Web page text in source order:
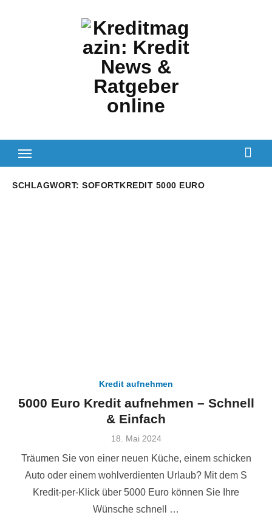
SCHLAGWORT: SOFORTKREDIT 5000 EURO
Kredit aufnehmen
5000 Euro Kredit aufnehmen – Schnell
& Einfach
Veröffentlicht
18. Mai 2024
Träumen Sie von einer neuen Küche, einem schicken
Auto oder einem wohlverdienten Urlaub? Mit dem S
Kredit-per-Klick über 5000 Euro können Sie Ihre
Wünsche schnell …